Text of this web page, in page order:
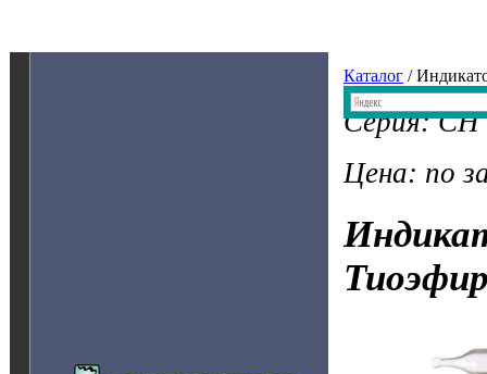
Каталог /
Серия: CH
Цена: по